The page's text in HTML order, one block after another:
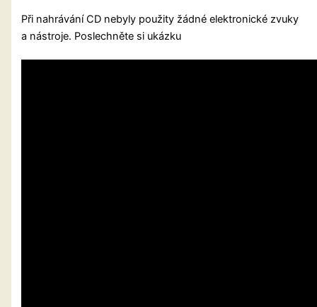
Při nahrávání CD nebyly použity žádné elektronické zvuky
a nástroje. Poslechněte si ukázku